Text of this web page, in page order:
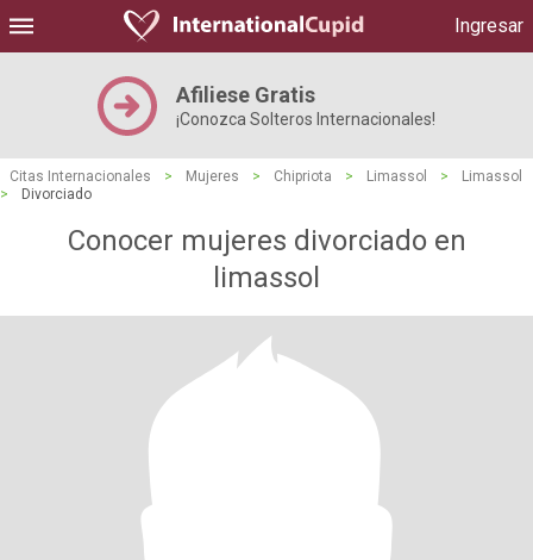
Ingresar
Afiliese Gratis
¡Conozca Solteros Internacionales!
Citas Internacionales > Mujeres > Chipriota > Limassol >
Limassol
>
Divorciado
Conocer mujeres divorciado en
limassol